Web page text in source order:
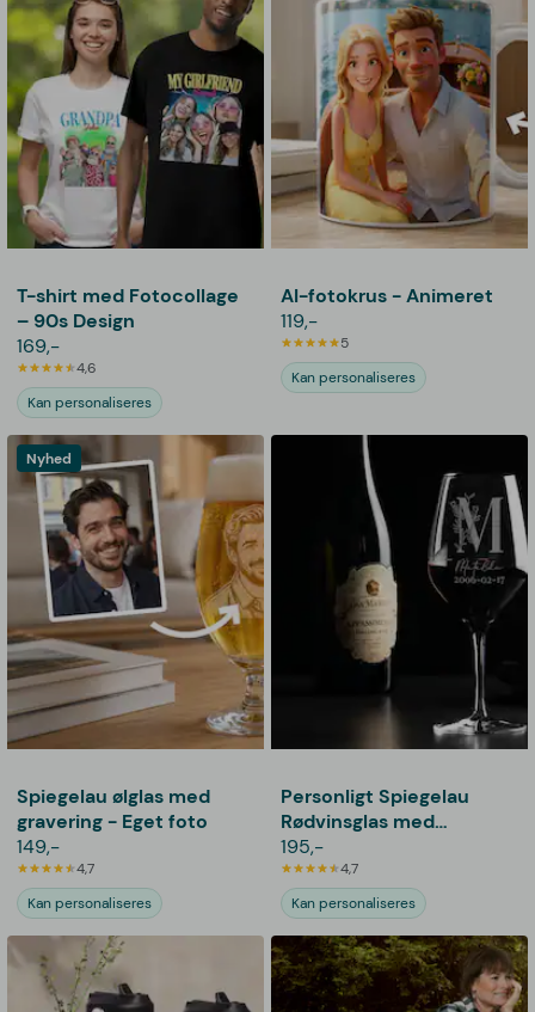
T-shirt med Fotocollage
– 90s Design
169,-
4,6
Kan personaliseres
AI-fotokrus - Animeret
119,-
5
Kan personaliseres
Nyhed
Spiegelau ølglas med
gravering - Eget foto
149,-
4,7
Kan personaliseres
Personligt Spiegelau
Rødvinsglas med
Gravering - Bogstav,
Navn & Dato
195,-
4,7
Kan personaliseres